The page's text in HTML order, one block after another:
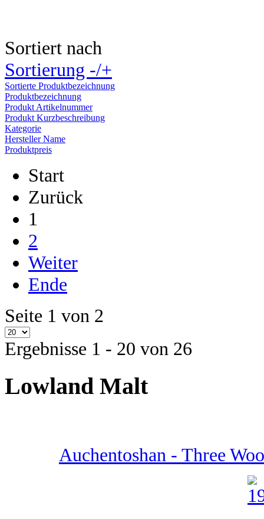
Sortiert nach
Sortierung -/+
Sortierte Produktbezeichnung
Produktbezeichnung
Produkt Artikelnummer
Produkt Kurzbeschreibung
Kategorie
Hersteller Name
Produktpreis
Start
Zurück
1
2
Weiter
Ende
Seite 1 von 2
Ergebnisse 1 - 20 von 26
Lowland Malt
Auchentoshan - Three